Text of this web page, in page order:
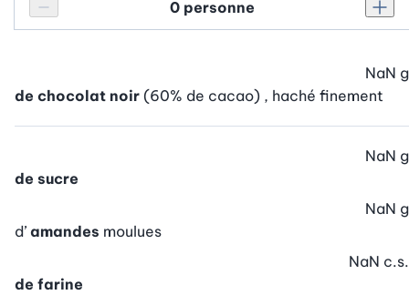
Réduire le nombre de personnes
Personnes
de chocolat noir (60% de cacao) , haché finement
NaN g
de sucre
NaN g
d’ amandes moulues
NaN g
de farine
NaN c.s.